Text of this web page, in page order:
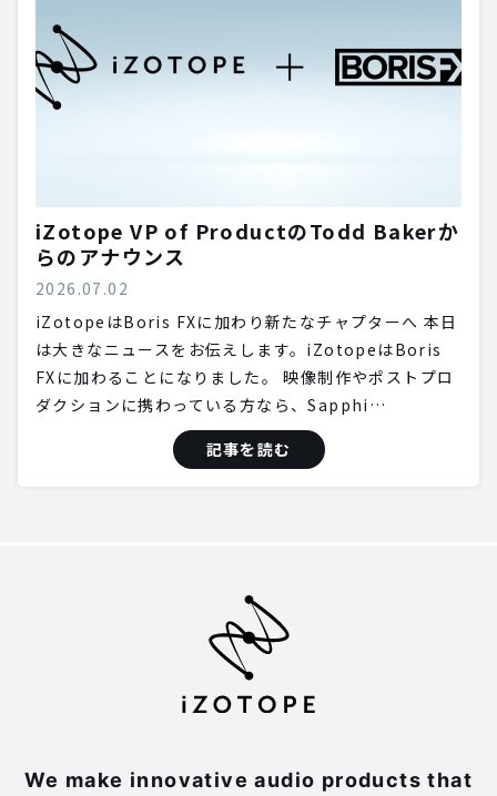
iZotope VP of ProductのTodd Bakerか
らのアナウンス
2026.07.02
iZotopeはBoris FXに加わり新たなチャプターへ 本日
は大きなニュースをお伝えします。iZotopeはBoris
FXに加わることになりました。 映像制作やポストプロ
ダクションに携わっている方なら、Sapphi…
記事を読む
We make innovative audio products that